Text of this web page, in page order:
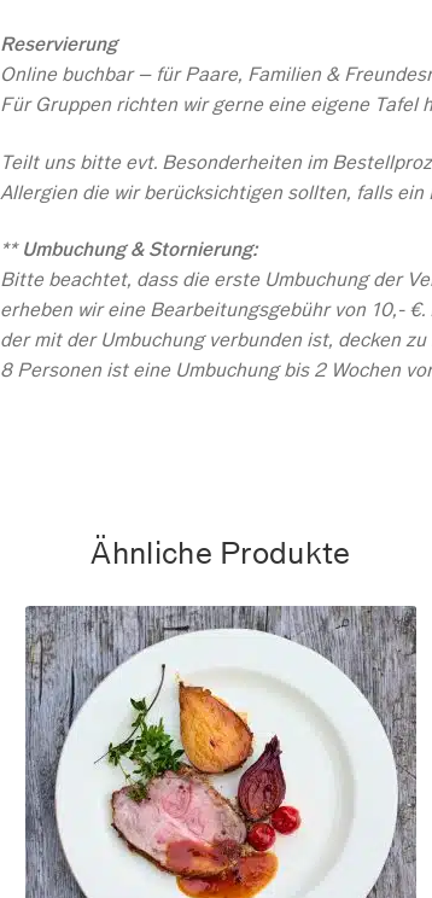
Reservierung
Online buchbar – für Paare, Familien &
Für Gruppen richten wir gerne eine eigene Tafel
Teilt uns bitte evt. Besonderheiten im
Allergien die wir berücksichtigen sollten, falls
** Umbuchung & Stornierung:
Bitte beachtet, dass die erste Umbuchung der
erheben wir eine Bearbeitungsgebühr von 10,-
der mit der Umbuchung verbunden ist, decken zu
8 Personen ist eine Umbuchung bis 2 Wochen
Ähnliche Produkte
Fr. 11.12.2026 Menüabend
0
€
–
100
€
3 Gang Menü - 100% biologisch, gezaubert am offenen Feuer
des Holzbackofens inklusive Aperitif, Wasser, Espresso und 3
Frei-Getränke ...
inkl. MwSt.
Kostenfreier Versand